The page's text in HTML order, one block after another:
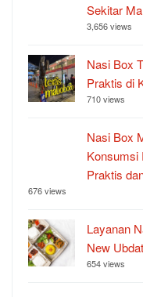
Sekitar
3,656 views
Nasi Box
Praktis di
710 views
Nasi Box
Konsumsi
Praktis
676 views
Layanan
New
654 views